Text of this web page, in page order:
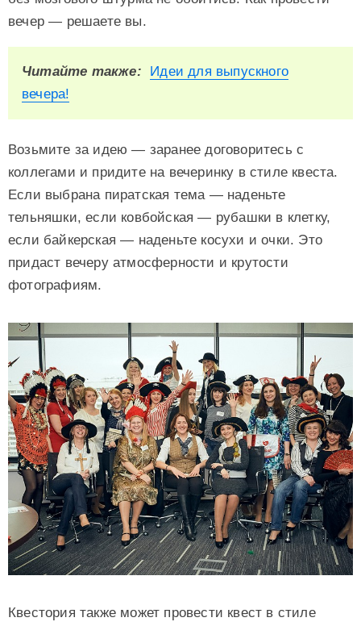
вечер — решаете вы.
Читайте также:
Идеи для выпускного
вечера!
Возьмите за идею — заранее договоритесь с
коллегами и придите на вечеринку в стиле квеста.
Если выбрана пиратская тема — наденьте
тельняшки, если ковбойская — рубашки в клетку,
если байкерская — наденьте косухи и очки. Это
придаст вечеру атмосферности и крутости
фотографиям.
Квестория также может провести квест в стиле